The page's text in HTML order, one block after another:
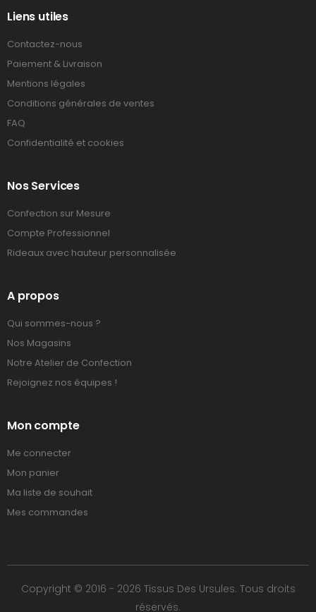
Liens utiles
Contactez-nous
Paiement & Livraison
Mentions légales
Conditions générales de ventes
FAQ
Confidentialité et cookies
Nos Services
Confection sur Mesure
Compte Professionnel
Rideaux avec hauteur personnalisée
A propos
Qui sommes-nous ?
Nos Magasins
Notre Atelier de Confection
Rejoignez nos équipes !
Mon compte
Me connecter
Mon panier
Ma liste de souhait
Mes commandes
Copyright © 2016 - 2026 Tissus Des Ursules. Tous droits
réservés.